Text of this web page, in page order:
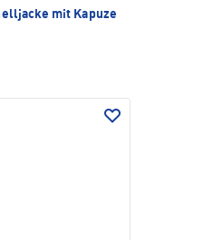
mit Kapuze